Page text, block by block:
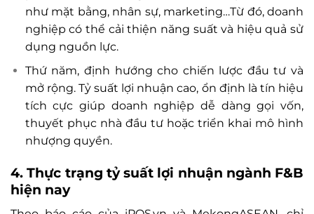
như mặt bằng, nhân sự, marketing…Từ đó, doanh
nghiệp có thể cải thiện năng suất và hiệu quả sử
dụng nguồn lực.
Thứ năm, định hướng cho chiến lược đầu tư và
mở rộng. Tỷ suất lợi nhuận cao, ổn định là tín hiệu
tích cực giúp doanh nghiệp dễ dàng gọi vốn,
thuyết phục nhà đầu tư hoặc triển khai mô hình
nhượng quyền.
4. Thực trạng tỷ suất lợi nhuận ngành F&B
hiện nay